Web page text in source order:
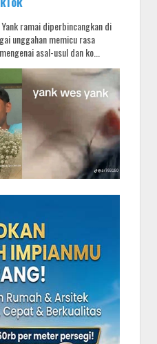
ramai diperbincangkan di
unggahan memicu rasa
asal-usul dan ko...